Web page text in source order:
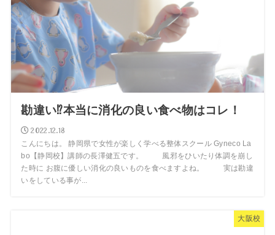
勘違い⁉︎本当に消化の良い食べ物はコレ！
2022.12.18
こんにちは。 静岡県で女性が楽しく学べる整体スクール Gyneco La
bo【静岡校】講師の長澤健五です。 風邪をひいたり体調を崩し
た時に お腹に優しい消化の良いものを食べますよね。 実は勘違
いをしている事が...
大阪校